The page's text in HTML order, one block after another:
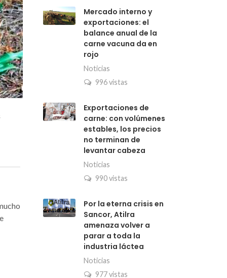
Mercado interno y
exportaciones: el
balance anual de la
carne vacuna da en
rojo
Noticias
996 vistas
Exportaciones de
carne: con volúmenes
estables, los precios
no terminan de
levantar cabeza
Noticias
990 vistas
Por la eterna crisis en
Sancor, Atilra
amenaza volver a
parar a toda la
industria láctea
Noticias
977 vistas